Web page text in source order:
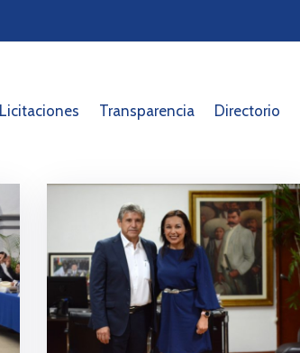
Licitaciones Transparencia Directorio